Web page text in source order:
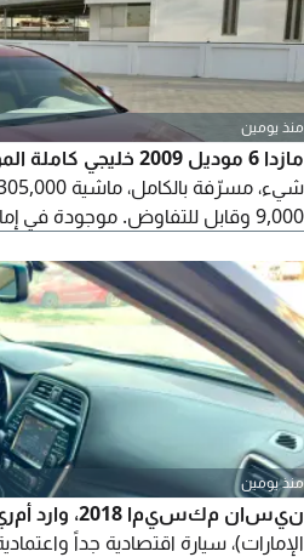
منذ يومين
مازدا 6 موديل 2009
9,000 وقابل للتفاوض. موجودة في إمارة رأس الخيمة.
منذ يومين
نيسان